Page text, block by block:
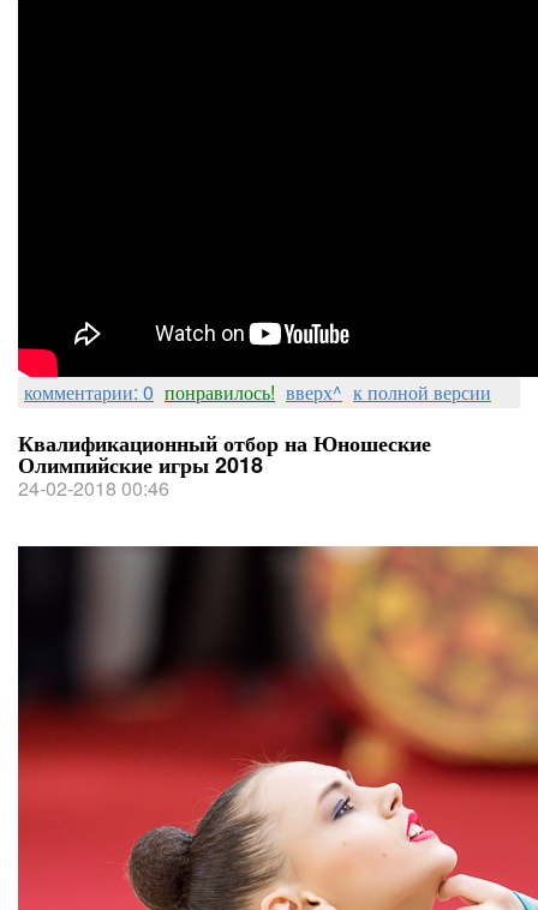
комментарии: 0 понравилось! вверх^ к полной версии
Квалификационный отбор на Юношеские
Олимпийские игры 2018
24-02-2018 00:46